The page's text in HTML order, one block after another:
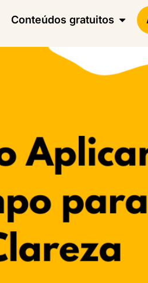
Conteúdos gratuitos